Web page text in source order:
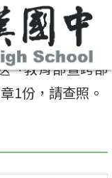
「教育部暨跨部
1份，請查照。